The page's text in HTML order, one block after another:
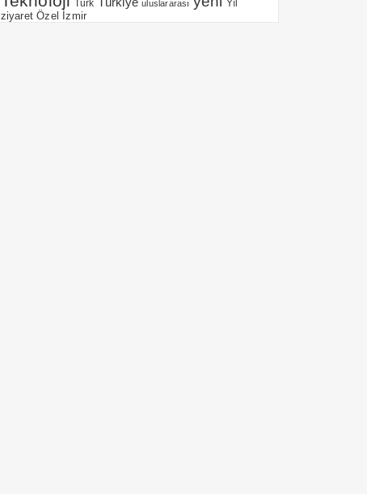
Türk uluslararası
Yıl
ziyaret Özel İzmir